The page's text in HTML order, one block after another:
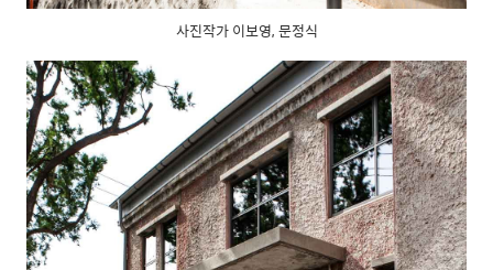
사진작가 이보영, 문정식